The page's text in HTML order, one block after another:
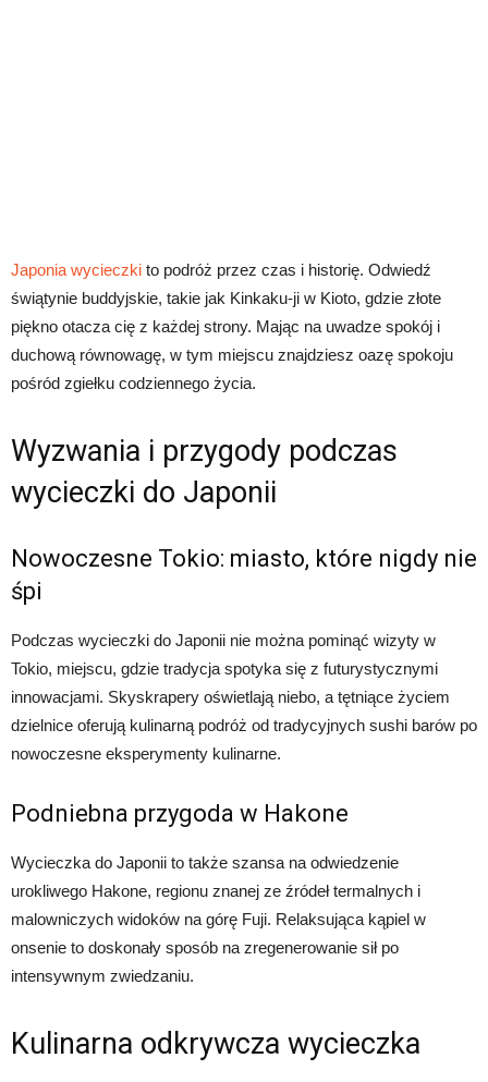
Japonia wycieczki to podróż przez czas i historię. Odwiedź
świątynie buddyjskie, takie jak Kinkaku-ji w Kioto, gdzie złote
piękno otacza cię z każdej strony. Mając na uwadze spokój i
duchową równowagę, w tym miejscu znajdziesz oazę spokoju
pośród zgiełku codziennego życia.
Wyzwania i przygody podczas
wycieczki do Japonii
Nowoczesne Tokio: miasto, które nigdy nie
śpi
Podczas wycieczki do Japonii nie można pominąć wizyty w
Tokio, miejscu, gdzie tradycja spotyka się z futurystycznymi
innowacjami. Skyskrapery oświetlają niebo, a tętniące życiem
dzielnice oferują kulinarną podróż od tradycyjnych sushi barów po
nowoczesne eksperymenty kulinarne.
Podniebna przygoda w Hakone
Wycieczka do Japonii to także szansa na odwiedzenie
urokliwego Hakone, regionu znanej ze źródeł termalnych i
malowniczych widoków na górę Fuji. Relaksująca kąpiel w
onsenie to doskonały sposób na zregenerowanie sił po
intensywnym zwiedzaniu.
Kulinarna odkrywcza wycieczka